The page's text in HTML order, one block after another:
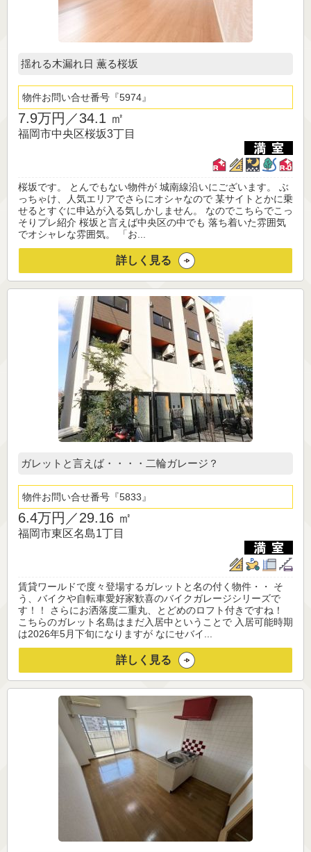
揺れる木漏れ日 薫る桜坂
物件お問い合せ番号 5974
7.9万円／34.1 ㎡
福岡市中央区桜坂3丁目
桜坂です。 とんでもない物件が 城南線沿いにございます。 ぶ
っちゃけ、人気エリアでさらにオシャなので 某サイトとかに乗
せるとすぐに申込が入る気しかしません。 なのでこちらでこっ
そりプレ紹介 桜坂と言えば中央区の中でも 落ち着いた雰囲気
でオシャレな雰囲気。 「お...
詳しく見る
ガレットと言えば・・・・二輪ガレージ？
物件お問い合せ番号 5833
6.4万円／29.16 ㎡
福岡市東区名島1丁目
賃貸ワールドで度々登場するガレットと名の付く物件・・ そ
う、バイクや自転車愛好家歓喜のバイクガレージシリーズで
す！！ さらにお洒落度二重丸、とどめのロフト付きですね！
こちらのガレット名島はまだ入居中ということで 入居可能時期
は2026年5月下旬になりますが なにせバイ...
詳しく見る